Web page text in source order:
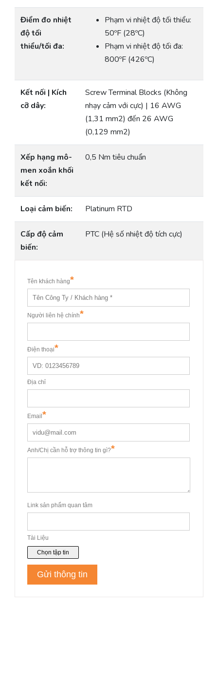
Điểm đo nhiệt
độ tối
thiểu/tối đa:
Phạm vi nhiệt độ tối thiểu:
50ºF (28ºC)
Phạm vi nhiệt độ tối đa:
800ºF (426ºC)
Kết nối | Kích
cỡ dây:
Screw Terminal Blocks (Không
nhạy cảm với cực) | 16 AWG
(1,31 mm2) đến 26 AWG
(0,129 mm2)
Xếp hạng mô-
men xoắn khối
kết nối:
0,5 Nm tiêu chuẩn
Loại cảm biến: Platinum RTD
Cấp độ cảm
biến:
PTC (Hệ số nhiệt độ tích cực)